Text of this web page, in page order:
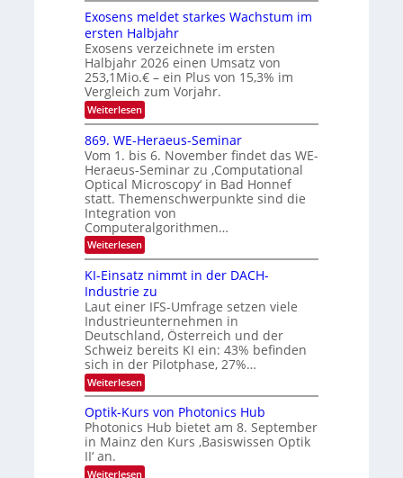
k
s
S
I
O
N
2
0
2
6
t
r
o
n
k
-
u
n
d
B
i
l
d
v
e
r
a
r
b
e
i
t
u
n
g
s
n
n
d
i
e
K
I
m
i
t
d
e
n
k
t
Exosens meldet starkes Wachstum im
ersten Halbjahr
Exosens verzeichnete im ersten
Halbjahr 2026 einen Umsatz von
253,1Mio.€ – ein Plus von 15,3% im
Vergleich zum Vorjahr.
Weiterlesen:
E
x
o
s
e
n
s
m
e
l
d
e
t
t
a
r
k
e
s
W
a
c
h
s
t
u
i
869. WE-Heraeus-Seminar
Vom 1. bis 6. November findet das WE-
Heraeus-Seminar zu ‚Computational
Optical Microscopy‘ in Bad Honnef
statt. Themenschwerpunkte sind die
Integration von
Computeralgorithmen…
Weiterlesen:
8
9
.
W
E
-
H
e
r
a
e
u
s
-
S
m
KI-Einsatz nimmt in der DACH-
Industrie zu
Laut einer IFS-Umfrage setzen viele
Industrieunternehmen in
Deutschland, Österreich und der
Schweiz bereits KI ein: 43% befinden
sich in der Pilotphase, 27%…
Weiterlesen:
K
-
E
i
s
Optik-Kurs von Photonics Hub
Photonics Hub bietet am 8. September
in Mainz den Kurs ‚Basiswissen Optik
II‘ an.
Weiterlesen: